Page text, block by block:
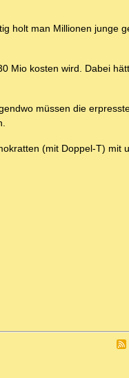
holt man Millionen junge
Mio kosten wird. Dabei
müssen die
(mit Doppel-T) mit